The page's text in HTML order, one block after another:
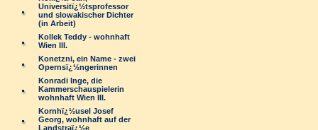
Universitï¿½tsprofessor
und slowakischer Dichter
(in Arbeit)
Kollek Teddy - wohnhaft
Wien III.
Konetzni, ein Name - zwei
Opernsï¿½ngerinnen
Konradi Inge, die
Kammerschauspielerin
wohnhaft Wien III.
Kornhï¿½usel Josef
Georg, wohnhaft auf der
Landstraï¿½e